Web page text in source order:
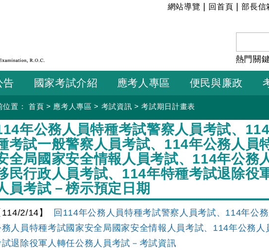
:::
網站導覽 回首頁 |部長信
熱門關
告 國家考試介紹 應考人專區 便民與廉政
位置： 首頁 > 應考人專區 > 考試資訊 >考試期日計畫表
年公務人員特種考試警察人員考試、
考試一般警察人員考試、114年公務人員
全局國家安全情報人員考試、114年公務
民行政人員考試、114年特種考試退除役
員考試－榜示預定日期
114/2/14】
回114年公務人員特種考試警察人員考試、114年公
務人員特種考試國家安全局國家安全情報人員考試、114年公務
試退除役軍人轉任公務人員考試－考試資訊